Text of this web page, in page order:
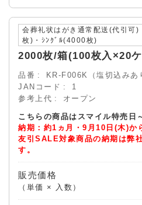
会葬礼状はがき通常配送(代引
枚)・ｼﾝｸﾞﾙ(4000枚)
2000枚/箱(100枚入×20
品番
KR-F006K（塩切込みあ
JANコード
1
参考上代
オープン
こちらの商品はスマイル特売日
納期：約1ヵ月・9月10日(木)か
友引SALE対象商品の納期は弊
す。
販売価格
（単価 × 入数）